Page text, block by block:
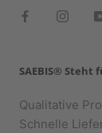
SAEBIS® Steht
Qualitative
Schnelle